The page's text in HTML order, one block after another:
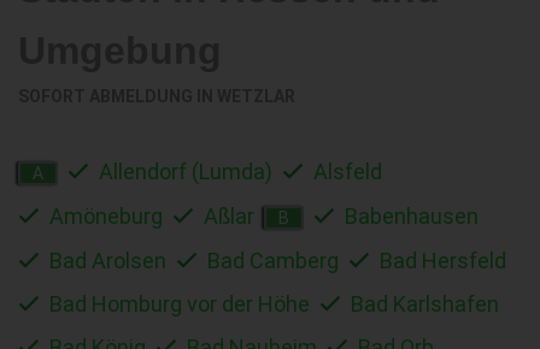
A Allendorf (Lumda)
Alsfeld
Amöneburg
Aßlar B
Babenhausen
Bad Arolsen
Bad Camberg
Bad Hersfeld
Bad Homburg vor der Höhe
Bad Karlshafen